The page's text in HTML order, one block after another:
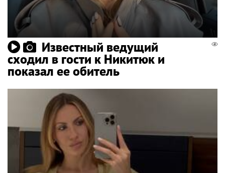
Известный ведущий
сходил в гости к Никитюк и
показал ее обитель